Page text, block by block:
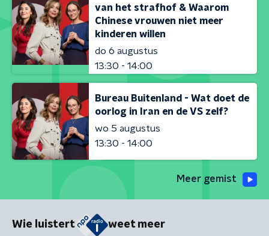
van het strafhof & Waarom
Chinese vrouwen niet meer
kinderen willen
do 6 augustus
13:30 - 14:00
Bureau Buitenland - Wat doet de
oorlog in Iran en de VS zelf?
wo 5 augustus
13:30 - 14:00
Meer gemist
Wie luistert weet meer